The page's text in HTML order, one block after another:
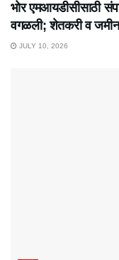
भोर एमआयडीसीसाठी
वगळली; शेतकरी व
JULY 10, 2026